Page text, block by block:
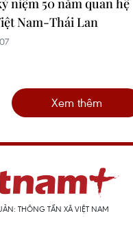
niệm 50 năm quan hệ
Nam-Thái Lan
Xem thêm
THÔNG TẤN XÃ VIỆT NAM